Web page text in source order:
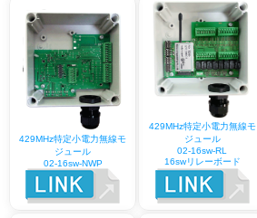
429MHz特定小電力無線モ
ジュール
02-16sw-NWP
429MHz特定小電力無線モ
ジュール
02-16sw-RL
16swリレーボード